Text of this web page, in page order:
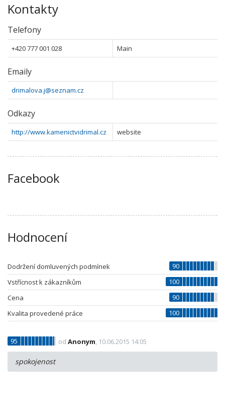
Kontakty
Telefony
+420 777 001 028 Main
Emaily
drimalova.j@seznam.cz
Odkazy
http://www.kamenictvidrimal.cz website
Facebook
Hodnocení
Dodržení domluvených podmínek
90
Vstřícnost k zákazníkům
100
Cena
90
Kvalita provedené práce
100
95 od Anonym, 10.06.2015 14:05
spokojenost